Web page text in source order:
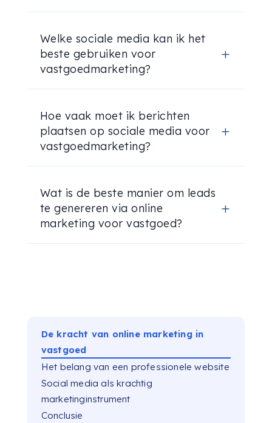
Welke sociale media kan ik het
beste gebruiken voor
vastgoedmarketing?
L
Hoe vaak moet ik berichten
plaatsen op sociale media voor
vastgoedmarketing?
L
Wat is de beste manier om leads
te genereren via online
marketing voor vastgoed?
L
De kracht van online marketing in
vastgoed
Het belang van een professionele website
Social media als krachtig
marketinginstrument
Conclusie